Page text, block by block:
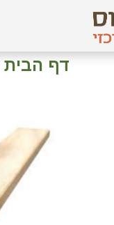
דף הבית